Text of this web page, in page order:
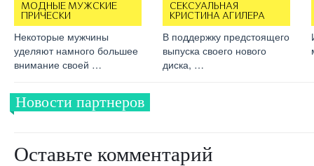
МОДНЫЕ МУЖСКИЕ
ПРИЧЕСКИ
Некоторые мужчины
уделяют намного большее
внимание своей …
СЕКСУАЛЬНАЯ
КРИСТИНА АГИЛЕРА
В поддержку предстоящего
выпуска своего нового
диска, …
Новости партнеров
Оставьте комментарий